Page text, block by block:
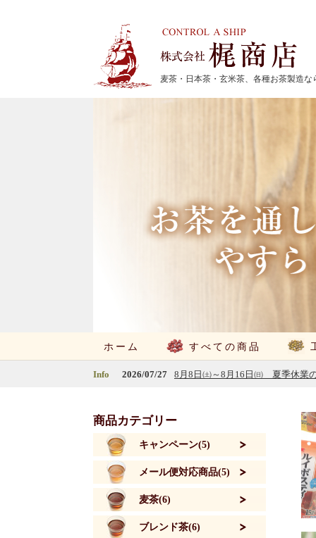
麦茶・日本茶・玄米茶、各種お茶製造な
ホーム すべての商品
Info 2026/07/27 8月8日㈯～8月16日㈰ 夏季休業
商品カテゴリー
キャンペーン(5)
メール便対応商品(5)
麦茶(6)
ブレンド茶(6)